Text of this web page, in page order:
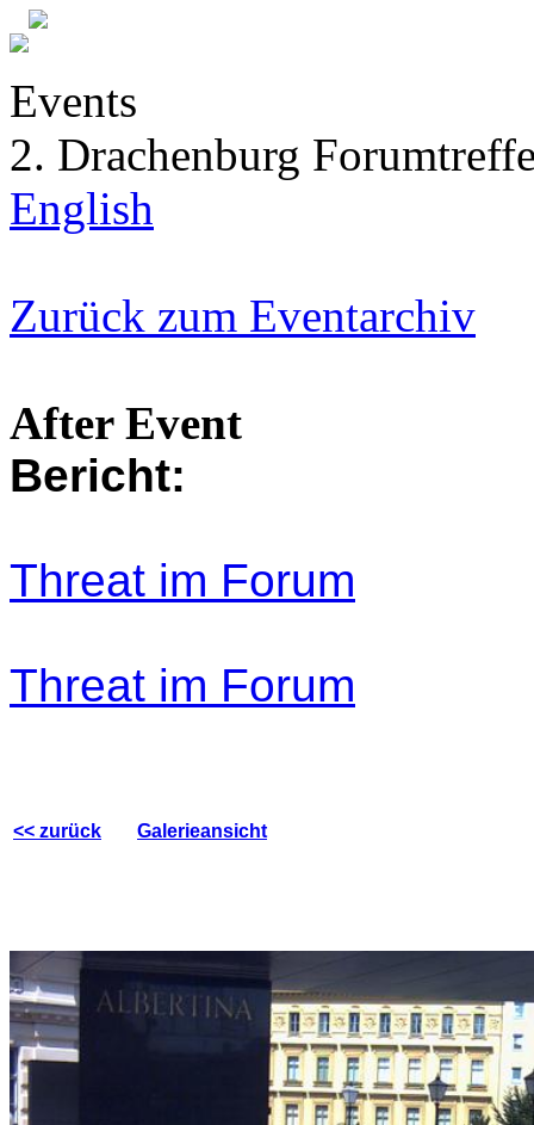
Events
2. Drachenburg
English
Zurück zum Eventarchiv
After Event
Bericht:
Threat im Forum
Threat im Forum
<< zurück Galerieansicht